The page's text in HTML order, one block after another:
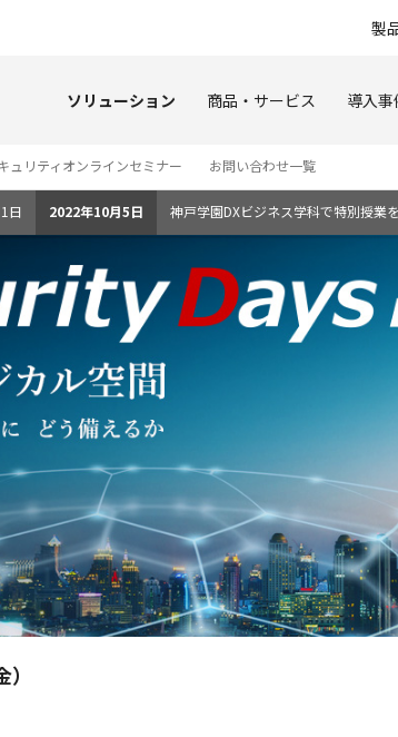
製
ソリューション 商品・サービス 導入事
ュリティオンラインセミナー お問い合わせ一覧
日 2022年10月5日 神戸学園DXビジネス学科で特別授業